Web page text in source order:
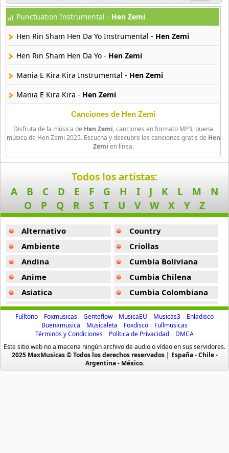
Akahori Gedou Hour Rabuge
29 músicas online
Akane Iro Ni Samoru Saka
26 músicas online
6 músicas online
Akikan
15 músicas online
Alejandro Arnais
Amaenaideyo
26 músicas online
Amagami Ss
Amatsuki
20 músicas online
Angel Beats
39 músicas online
Angel Heart
36 músicas online
Angel Sanctuary
Punctuation Instrumental - Hen Zemi
Hen Rin Sham Hen Da Yo Instrumental - Hen Zemi
Hen Rin Sham Hen Da Yo - Hen Zemi
Mania E Kira Kira Instrumental - Hen Zemi
Mania E Kira Kira - Hen Zemi
Canciones de Hen Zemi
Disfruta de la música de Hen Zemi, canciones en formato MP3, buena
música de Hen Zemi 2025. Escucha y descubre las canciones gratis de Hen
Zemi en línea.
Todos los artistas:
A
B C D E F G H I J K L M
N
O
P Q R S T U V W X Y Z
Alternativo
Ambiente
Andina
Anime
Asiatica
Atevip
Bachatas
Baladas
Baladas De Oro
Baladas En Ingles
Country
Criollas
Cumbia Boliviana
Cumbia Chilena
Cumbia Colombiana
Cumbia Ecuatoriana
Cumbia Mexicana
Cumbia Pop
Cumbia Surena
Cumbias
Fulltono Foxmusicas Genteflow MusicaEU Musicas3
Enladisco
Buenamusica
Musicaleta Foxdisco
Fullmusicas
Términos y Condiciones
Política de Privacidad
DMCA
Este sitio web no almacena ningún archivo de audio o vídeo en sus servidores.
2025 MaxMusicas © Todos los derechos reservados | España - Chile -
Argentina - México.